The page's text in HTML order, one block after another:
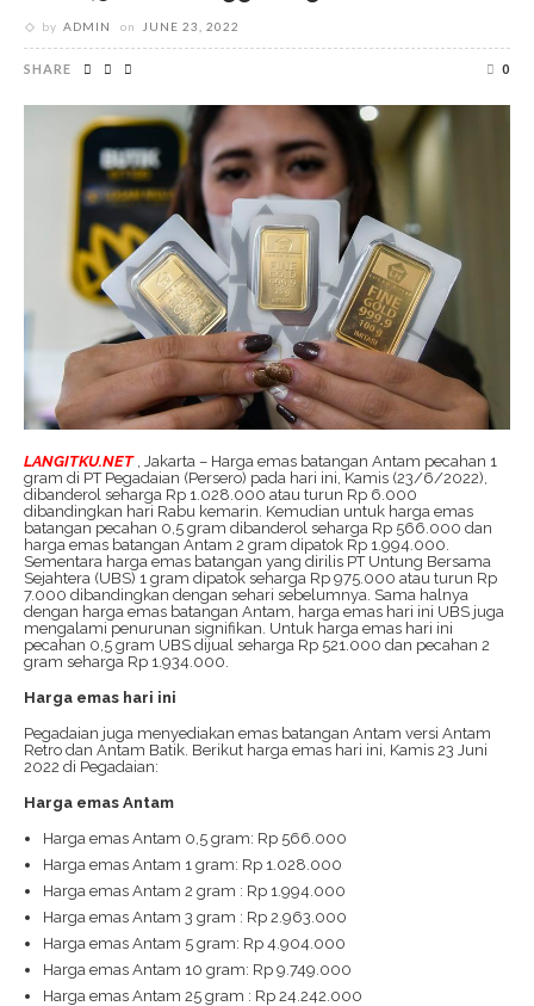
by ADMIN on JUNE 23, 2022
SHARE 0
LANGITKU.NET, Jakarta – Harga emas batangan Antam pecahan 1
gram di PT Pegadaian (Persero) pada hari ini, Kamis (23/6/2022),
dibanderol seharga Rp 1.028.000 atau turun Rp 6.000
dibandingkan hari Rabu kemarin. Kemudian untuk harga emas
batangan pecahan 0,5 gram dibanderol seharga Rp 566.000 dan
harga emas batangan Antam 2 gram dipatok Rp 1.994.000.
Sementara harga emas batangan yang dirilis PT Untung Bersama
Sejahtera (UBS) 1 gram dipatok seharga Rp 975.000 atau turun Rp
7.000 dibandingkan dengan sehari sebelumnya. Sama halnya
dengan harga emas batangan Antam, harga emas hari ini UBS juga
mengalami penurunan signifikan. Untuk harga emas hari ini
pecahan 0,5 gram UBS dijual seharga Rp 521.000 dan pecahan 2
gram seharga Rp 1.934.000.
Harga emas hari ini
Pegadaian juga menyediakan emas batangan Antam versi Antam
Retro dan Antam Batik. Berikut harga emas hari ini, Kamis 23 Juni
2022 di Pegadaian:
Harga emas Antam
Harga emas Antam 0,5 gram: Rp 566.000
Harga emas Antam 1 gram: Rp 1.028.000
Harga emas Antam 2 gram : Rp 1.994.000
Harga emas Antam 3 gram : Rp 2.963.000
Harga emas Antam 5 gram: Rp 4.904.000
Harga emas Antam 10 gram: Rp 9.749.000
Harga emas Antam 25 gram : Rp 24.242.000